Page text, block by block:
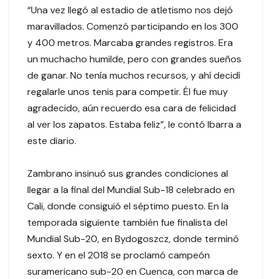
“Una vez llegó al estadio de atletismo nos dejó
maravillados. Comenzó participando en los 300
y 400 metros. Marcaba grandes registros. Era
un muchacho humilde, pero con grandes sueños
de ganar. No tenía muchos recursos, y ahí decidí
regalarle unos tenis para competir. Él fue muy
agradecido, aún recuerdo esa cara de felicidad
al ver los zapatos. Estaba feliz”, le contó Ibarra a
este diario.
Zambrano insinuó sus grandes condiciones al
llegar a la final del Mundial Sub-18 celebrado en
Cali, donde consiguió el séptimo puesto. En la
temporada siguiente también fue finalista del
Mundial Sub-20, en Bydogoszcz, donde terminó
sexto. Y en el 2018 se proclamó campeón
suramericano sub-20 en Cuenca, con marca de